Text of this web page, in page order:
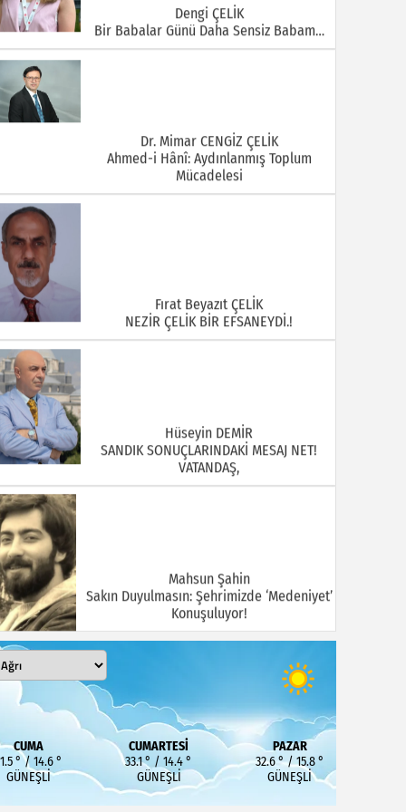
Dengi ÇELİK
Bir Babalar Günü Daha Sensiz Babam…
Dr. Mimar CENGİZ ÇELİK
Ahmed-i Hânî: Aydınlanmış Toplum
Mücadelesi
Fırat Beyazıt ÇELİK
NEZİR ÇELİK BİR EFSANEYDİ.!
Hüseyin DEMİR
SANDIK SONUÇLARINDAKİ MESAJ NET!
VATANDAŞ,
Mahsun Şahin
Sakın Duyulmasın: Şehrimizde ‘Medeniyet’
Konuşuluyor!
MEHMET KOÇ
DOĞUBAYAZIT ASLINDA BİR İNANÇ
MERKEZİDİR
CUMA
° / 14.6 °
GÜNEŞLI
CUMARTESI
33.1 ° / 14.4 °
GÜNEŞLI
PAZAR
32.6 ° / 15.8 °
GÜNEŞLI